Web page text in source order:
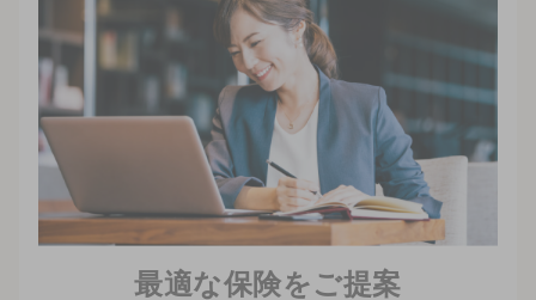
最適な保険をご提案